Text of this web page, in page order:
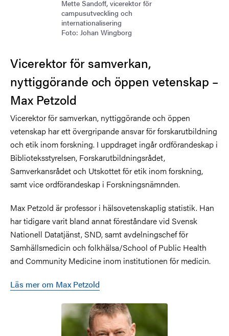
Mette Sandoff, vicerektor för
campusutveckling och
internationalisering
Foto: Johan Wingborg
Vicerektor för samverkan,
nyttiggörande och öppen vetenskap –
Max Petzold
Vicerektor för samverkan, nyttiggörande och öppen
vetenskap har ett övergripande ansvar för forskarutbildning
och etik inom forskning. I uppdraget ingår ordförandeskap i
Biblioteksstyrelsen, Forskarutbildningsrådet,
Samverkansrådet och Utskottet för etik inom forskning,
samt vice ordförandeskap i Forskningsnämnden.
Max Petzold är professor i hälsovetenskaplig statistik. Han
har tidigare varit bland annat föreståndare vid Svensk
Nationell Datatjänst, SND, samt avdelningschef för
Samhällsmedicin och folkhälsa/School of Public Health
and Community Medicine inom institutionen för medicin.
Läs mer om Max Petzold